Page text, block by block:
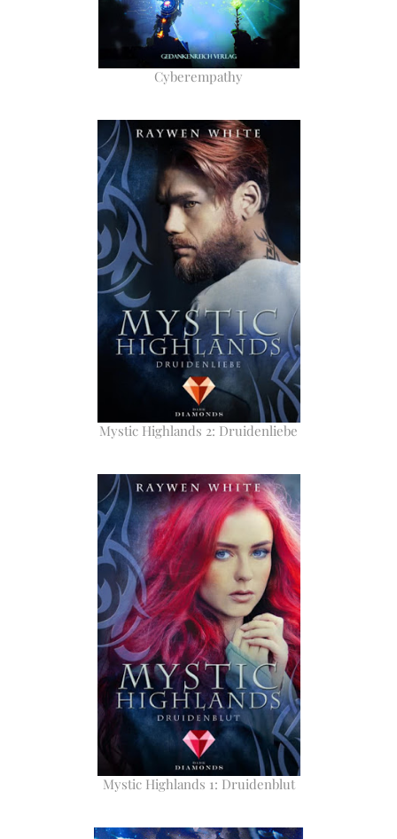
Cyberempathy
Mystic Highlands 2: Druidenliebe
Mystic Highlands 1: Druidenblut